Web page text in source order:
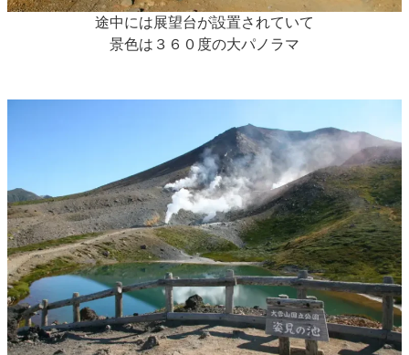
途中には展望台が設置されていて
景色は３６０度の大パノラマ